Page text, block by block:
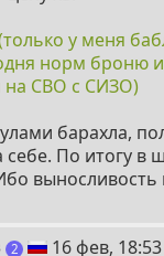
у меня
норм броню
на СВО с СИЗО)
барахла,
себе. По итогу в
выносливость
2поста 15
16 фев, 18:53